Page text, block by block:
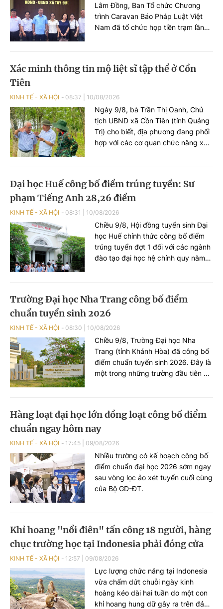
Lâm Đồng, Ban Tổ chức Chương
trình Caravan Báo Pháp Luật Việt
Nam đã tổ chức họp tiền trạm lần
lần thứ 4 với chủ đề “Vững tay lái –
Xác minh thông tin mộ liệt sĩ tập thể ở Cồn
Tiên
KINH TẾ - XÃ HỘI 08:37 10/08/2026
Ngày 9/8, bà Trần Thị Oanh, Chủ
tịch UBND xã Cồn Tiên (tỉnh Quảng
Trị) cho biết, địa phương đang phối
hợp với các cơ quan chức năng xác
Đại học Huế công bố điểm trúng tuyển: Sư
phạm Tiếng Anh 28,26 điểm
KINH TẾ - XÃ HỘI 08:31 10/08/2026
Chiều 9/8, Hội đồng tuyển sinh Đại
học Huế chính thức công bố điểm
trúng tuyển đợt 1 đối với các ngành
đào tạo đại học hệ chính quy năm
Tiếng Anh lấy 28,26 điểm
Trường Đại học Nha Trang công bố điểm
chuẩn tuyển sinh 2026
KINH TẾ - XÃ HỘI 08:30 10/08/2026
Chiều 9/8, Trường Đại học Nha
Trang (tỉnh Khánh Hòa) đã công bố
điểm chuẩn tuyển sinh 2026. Đây là
một trong những trường đầu tiên ở
Hàng loạt đại học lớn đồng loạt công bố điểm
chuẩn ngay hôm nay
KINH TẾ - XÃ HỘI 17:45 09/08/2026
Nhiều trường có kế hoạch công bố
điểm chuẩn đại học 2026 sớm ngay
sau vòng lọc ảo xét tuyển cuối cùng
của Bộ GD-ĐT.
Khỉ hoang "nổi điên" tấn công 18 người, hàng
chục trường học tại Indonesia phải đóng cửa
KINH TẾ - XÃ HỘI 12:57 09/08/2026
Lực lượng chức năng tại Indonesia
vừa chấm dứt chuỗi ngày kinh
hoàng kéo dài hai tuần do một con
khỉ hoang hung dữ gây ra trên đảo